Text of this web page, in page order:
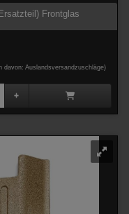
Frontglas
davon: Auslandsversandzuschläge)